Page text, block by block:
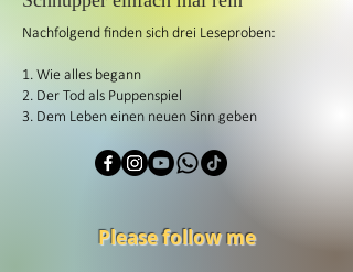
Nachfolgend finden sich drei Leseproben:
1. Wie alles begann
2. Der Tod als Puppenspiel
3. Dem Leben einen neuen Sinn geben
Please follow me